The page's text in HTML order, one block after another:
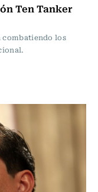
Ten Tanker
combatiendo los